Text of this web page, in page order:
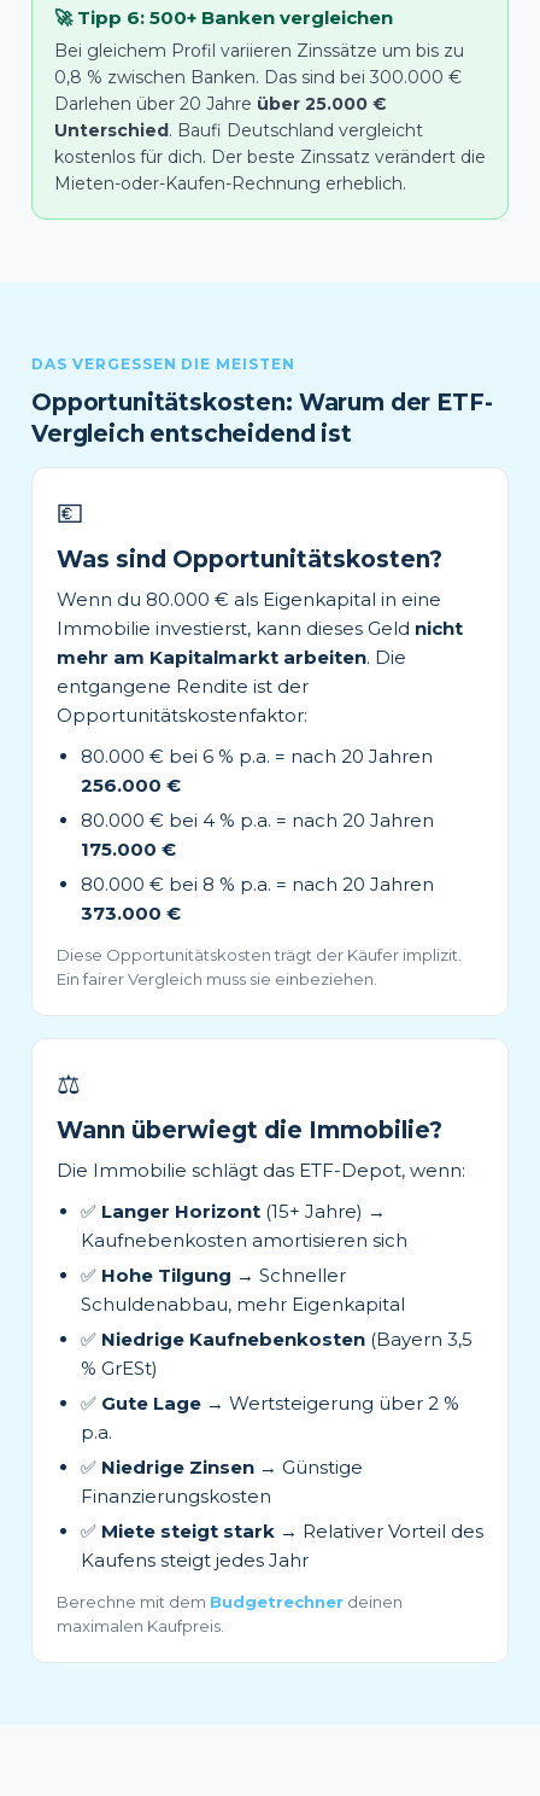
🚀 Tipp 6: 500+ Banken vergleichen
Bei gleichem Profil variieren Zinssätze um bis zu
0,8 % zwischen Banken. Das sind bei 300.000 €
Darlehen über 20 Jahre über 25.000 €
Unterschied. Baufi Deutschland vergleicht
kostenlos für dich. Der beste Zinssatz verändert die
Mieten-oder-Kaufen-Rechnung erheblich.
DAS VERGESSEN DIE MEISTEN
Opportunitätskosten: Warum der ETF-
Vergleich entscheidend ist
💶
Was sind Opportunitätskosten?
Wenn du 80.000 € als Eigenkapital in eine
Immobilie investierst, kann dieses Geld nicht
mehr am Kapitalmarkt arbeiten. Die
entgangene Rendite ist der
Opportunitätskostenfaktor:
80.000 € bei 6 % p.a. = nach 20 Jahren
256.000 €
80.000 € bei 4 % p.a. = nach 20 Jahren
175.000 €
80.000 € bei 8 % p.a. = nach 20 Jahren
373.000 €
Diese Opportunitätskosten trägt der Käufer implizit.
Ein fairer Vergleich muss sie einbeziehen.
⚖️
Wann überwiegt die Immobilie?
Die Immobilie schlägt das ETF-Depot, wenn:
✅ Langer Horizont (15+ Jahre) →
Kaufnebenkosten amortisieren sich
✅ Hohe Tilgung → Schneller
Schuldenabbau, mehr Eigenkapital
✅ Niedrige Kaufnebenkosten (Bayern 3,5
% GrESt)
✅ Gute Lage → Wertsteigerung über 2 %
p.a.
✅ Niedrige Zinsen → Günstige
Finanzierungskosten
✅ Miete steigt stark → Relativer Vorteil des
Kaufens steigt jedes Jahr
Berechne mit dem Budgetrechner deinen
maximalen Kaufpreis.